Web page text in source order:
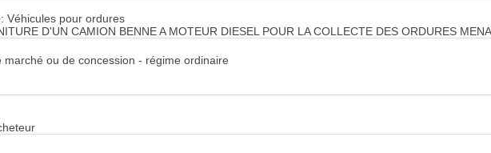
Véhicules pour ordures
D'UN CAMION BENNE A MOTEUR DIESEL POUR LA COLLECTE DES ORDURES
marché ou de concession - régime ordinaire